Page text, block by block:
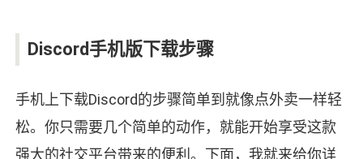
Discord手机版下载步骤
手机上下载Discord的步骤简单到就像点外卖一样轻
松。你只需要几个简单的动作，就能开始享受这款
强大的社交平台带来的便利。下面，我就来给你详